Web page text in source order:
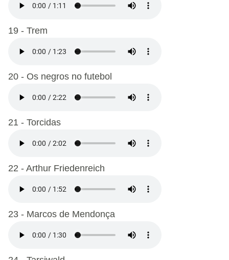
19 - Trem
20 - Os negros no futebol
21 - Torcidas
22 - Arthur Friedenreich
23 - Marcos de Mendonça